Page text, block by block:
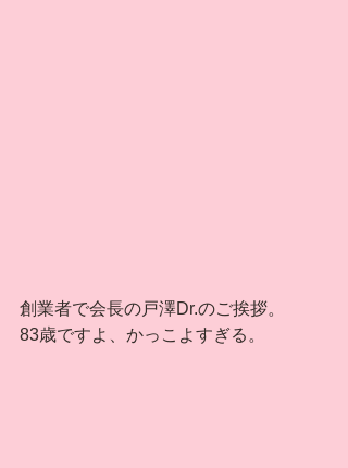
創業者で会長の戸澤Dr.のご挨拶。
83歳ですよ、かっこよすぎる。